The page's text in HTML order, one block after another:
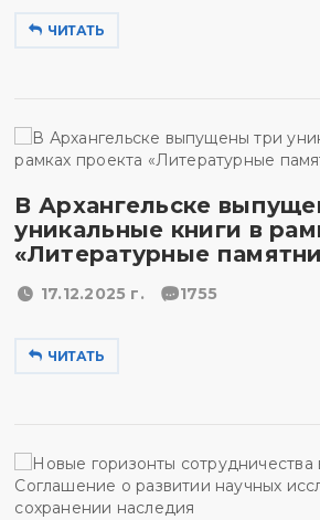
ЧИТАТЬ
В Архангельске
уникальные книги в
«Литературные
17.12.2025 г. 1755
ЧИТАТЬ